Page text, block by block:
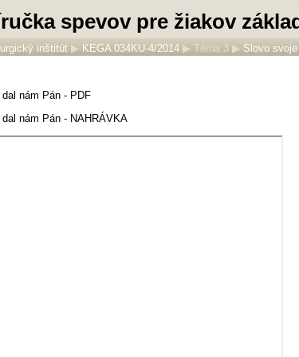
spevov pre žiakov
inštitút ▶ KEGA 034KU-4/2014 ▶ Téma 3 ▶ Slovo
nám Pán - PDF
nám Pán - NAHRÁVKA